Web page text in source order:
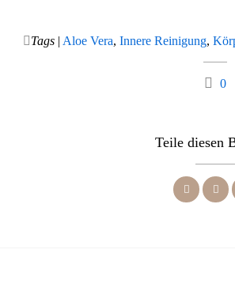
Tags | Aloe Vera,Innere Reinigung,
0
Teile diesen